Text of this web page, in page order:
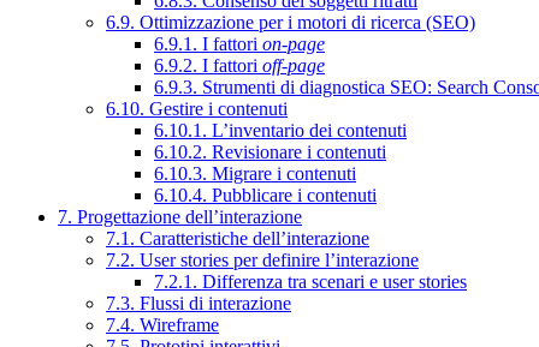
6.9. Ottimizzazione per i motori di ricerca (SEO)
6.9.1. I fattori on-page
6.9.2. I fattori off-page
6.9.3. Strumenti di diagnostica SEO: Search
6.10. Gestire i contenuti
6.10.1. L’inventario dei contenuti
6.10.2. Revisionare i contenuti
6.10.3. Migrare i contenuti
6.10.4. Pubblicare i contenuti
7. Progettazione dell’interazione
7.1. Caratteristiche dell’interazione
7.2. User stories per definire l’interazione
7.2.1. Differenza tra scenari e user stories
7.3. Flussi di interazione
7.4. Wireframe